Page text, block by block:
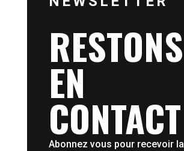
RESTONS
EN
CONTACT
Abonnez vous pour recevoir la